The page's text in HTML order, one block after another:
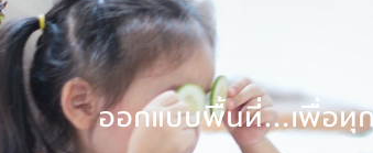
ออกแบบพื้นที่…เพื่อทุก